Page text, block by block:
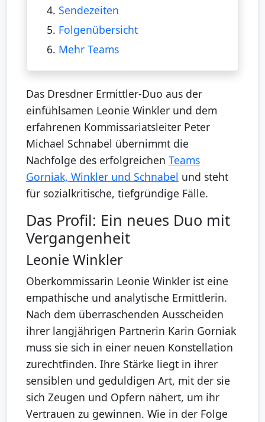
4. Sendezeiten
5. Folgenübersicht
6. Mehr Teams
Das Dresdner Ermittler-Duo aus der
einfühlsamen Leonie Winkler und dem
erfahrenen Kommissariatsleiter Peter
Michael Schnabel übernimmt die
Nachfolge des erfolgreichen Teams
Gorniak, Winkler und Schnabel und steht
für sozialkritische, tiefgründige Fälle.
Das Profil: Ein neues Duo mit
Vergangenheit
Leonie Winkler
Oberkommissarin Leonie Winkler ist eine
empathische und analytische Ermittlerin.
Nach dem überraschenden Ausscheiden
ihrer langjährigen Partnerin Karin Gorniak
muss sie sich in einer neuen Konstellation
zurechtfinden. Ihre Stärke liegt in ihrer
sensiblen und geduldigen Art, mit der sie
sich Zeugen und Opfern nähert, um ihr
Vertrauen zu gewinnen. Wie in der Folge